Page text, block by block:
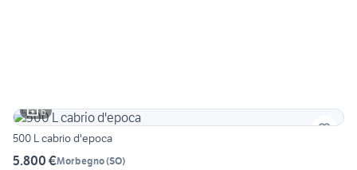
6
500 L cabrio d'epoca
5.800 €Morbegno(SO)